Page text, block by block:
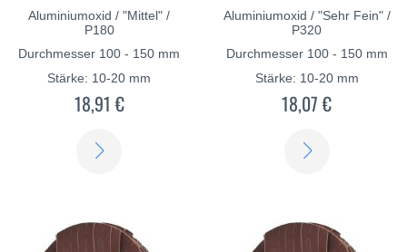
Aluminiumoxid / "Mittel" /
P180
Durchmesser 100 - 150 mm
Stärke: 10-20 mm
18,91 €
Aluminiumoxid / "Sehr Fein" /
P320
Durchmesser 100 - 150 mm
Stärke: 10-20 mm
18,07 €